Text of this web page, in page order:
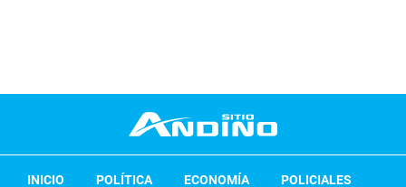
INICIO POLÍTICA ECONOMÍA POLICIALES